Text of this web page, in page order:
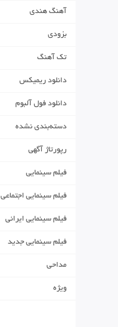
آهنگ هندی
بزودی
تک آهنگ
دانلود ریمیکس
دانلود فول آلبوم
دسته‌بندی نشده
رپورتاژ آگهی
فیلم سینمایی
فیلم سینمایی اجتماعی
فیلم سینمایی ایرانی
فیلم سینمایی جدید
مداحی
ویژه